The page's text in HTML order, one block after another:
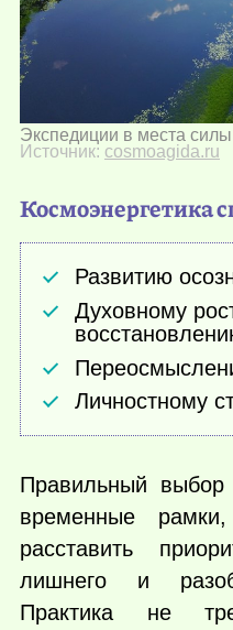
Экспедиции в места
Источник: cosmoagida.ru
Космоэнергетика
Развитию
Духовному
Личностному
Правильный выбор
временные
расставить
лишнего и
Практика не